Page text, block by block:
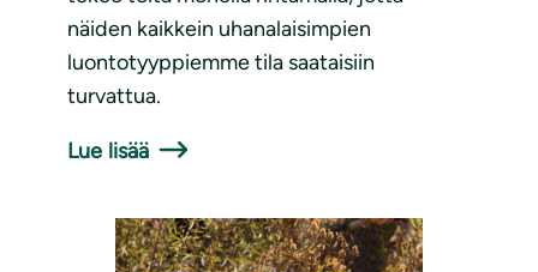
näiden kaikkein uhanalaisimpien
luontotyyppiemme tila saataisiin
turvattua.
Lue lisää